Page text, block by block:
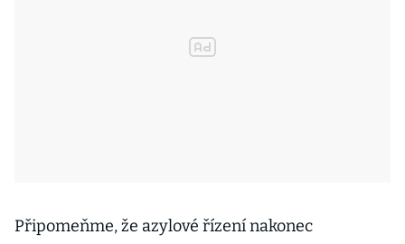
Připomeňme, že azylové řízení nakonec